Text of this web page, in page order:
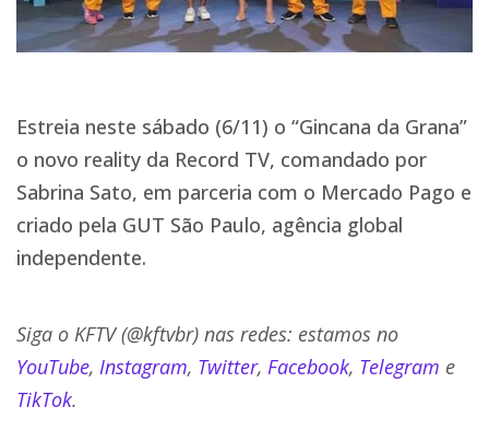
Estreia neste sábado (6/11) o “Gincana da Grana”
o novo reality da Record TV, comandado por
Sabrina Sato, em parceria com o Mercado Pago e
criado pela GUT São Paulo, agência global
independente.
Siga o KFTV (@kftvbr) nas redes: estamos no
YouTube, Instagram, Twitter, Facebook, Telegram e
TikTok.